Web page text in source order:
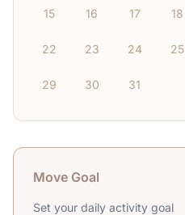
15 16 17 18
22 23 24 25
29 30 31
Move Goal
Set your daily activity goal